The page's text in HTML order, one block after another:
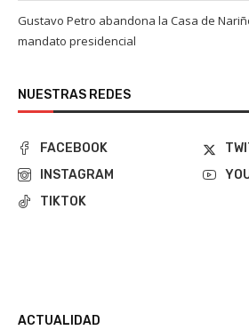
Gustavo Petro abandona la Casa de
mandato presidencial
NUESTRAS REDES
FACEBOOK
INSTAGRAM
TIKTOK
ACTUALIDAD